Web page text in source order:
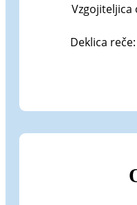
Vzgojiteljica
Deklica